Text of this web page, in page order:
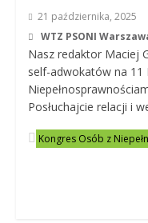
21 października, 2025
WTZ PSONI
Nasz redaktor Maciej
self-adwokatów na 11
Posłuchajcie relacji i
Kongres Osób z